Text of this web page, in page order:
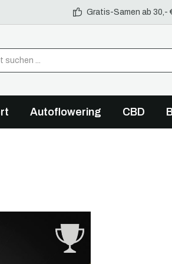
Gratis-Samen ab 30,-
Autoflowering CBD